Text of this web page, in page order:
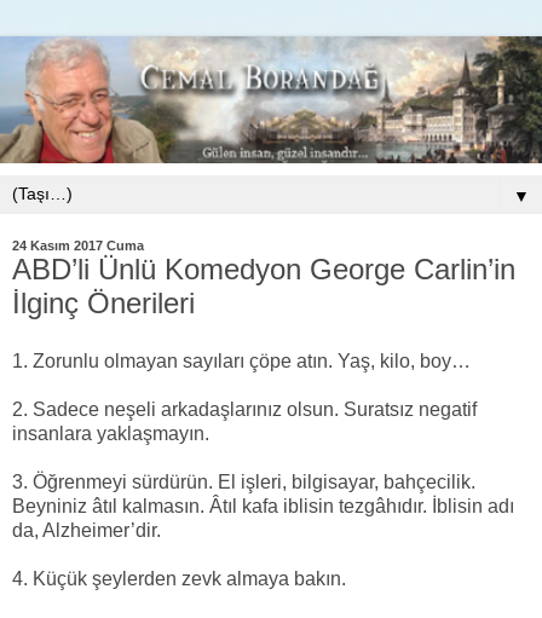
▼
24 Kasım 2017 Cuma
ABD’li Ünlü Komedyon George Carlin’in
İlginç Önerileri
1. Zorunlu olmayan sayıları çöpe atın. Yaş, kilo, boy…
2. Sadece neşeli arkadaşlarınız olsun. Suratsız negatif
insanlara yaklaşmayın.
3. Öğrenmeyi sürdürün. El işleri, bilgisayar, bahçecilik.
Beyniniz âtıl kalmasın. Âtıl kafa iblisin tezgâhıdır. İblisin adı
da, Alzheimer’dir.
4. Küçük şeylerden zevk almaya bakın.